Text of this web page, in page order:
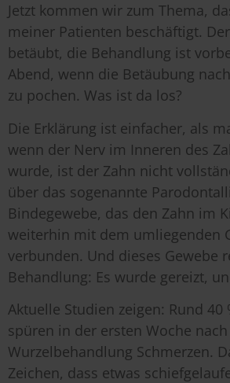
Jetzt kommen wir zum Thema,
meiner Patienten beschäftigt.
betäubt, die Behandlung ist
Abend, wenn die Betäubung
zu pochen. Was ist da los?
Die Erklärung ist einfacher, als
wenn der Nerv im Inneren des
wurde, ist der Zahn nicht
über das sogenannte
Bindegewebe, das den Zahn im
weiterhin mit dem umliegenden
verbunden. Und dieses Gewebe
Behandlung: Es wurde gereizt,
Aktuelle Studien zeigen: Rund 40
spüren in der ersten Woche
Wurzelbehandlung Schmerzen.
Zeichen, dass etwas